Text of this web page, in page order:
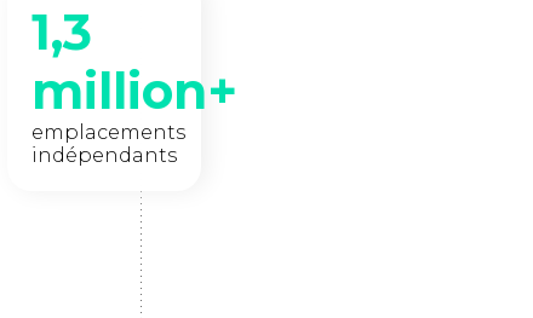
1,3
million+
emplacements
indépendants